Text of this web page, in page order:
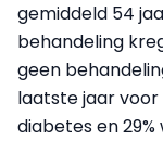
gemiddeld 54
behandeling
geen
laatste jaar voor
diabetes en